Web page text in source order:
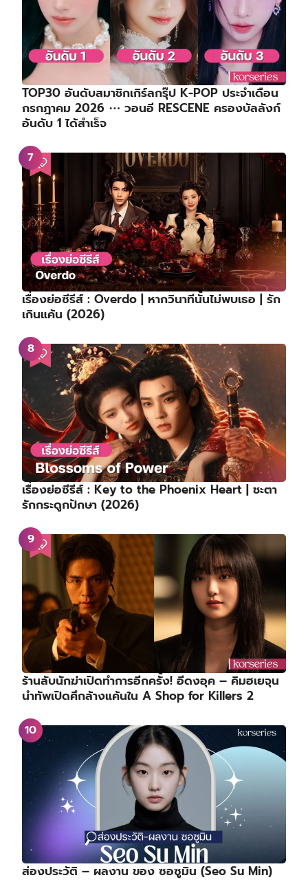
TOP30 อันดับสมาชิกเกิร์ลกรุ๊ป K-POP ประจำเดือน
กรกฎาคม 2026 ⋯ วอนอี RESCENE ครองบัลลังก์
อันดับ 1 ได้สำเร็จ
เรื่องย่อซีรีส์ : Overdo | หากวินาทีนั้นไม่พบเธอ | รัก
เกินแค้น (2026)
เรื่องย่อซีรีส์ : Key to the Phoenix Heart | ชะตา
รักกระดูกปักษา (2026)
ร้านลับนักฆ่าเปิดทำการอีกครั้ง! อีดงอุค – คิมฮเยจุน
นำทัพเปิดศึกล้างแค้นใน A Shop for Killers 2
ส่องประวัติ – ผลงาน ของ ซอซูมิน (Seo Su Min)